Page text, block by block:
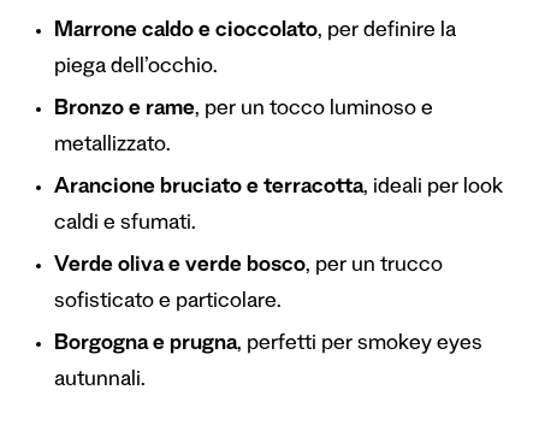
Marrone caldo e cioccolato, per definire la
piega dell’occhio.
Bronzo e rame, per un tocco luminoso e
metallizzato.
Arancione bruciato e terracotta, ideali per look
caldi e sfumati.
Verde oliva e verde bosco, per un trucco
sofisticato e particolare.
Borgogna e prugna, perfetti per smokey eyes
autunnali.